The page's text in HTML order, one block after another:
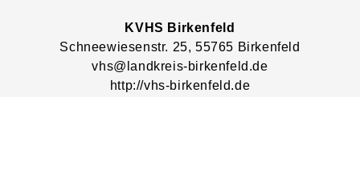
KVHS Birkenfeld
Schneewiesenstr. 25, 55765 Birkenfeld
vhs@landkreis-birkenfeld.de
http://vhs-birkenfeld.de